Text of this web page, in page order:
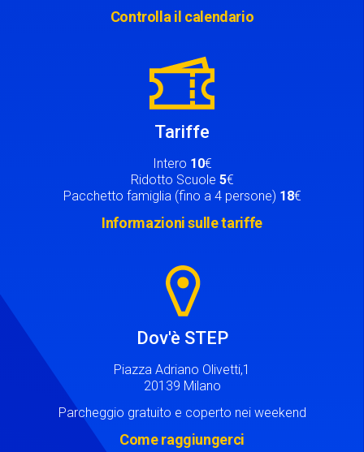
Controlla il calendario
Tariffe
Intero 10€
Ridotto Scuole 5€
Pacchetto famiglia (fino a 4 persone) 18€
Informazioni sulle tariffe
Dov'è STEP
Piazza Adriano Olivetti,1
20139 Milano
Parcheggio gratuito e coperto nei weekend
Come raggiungerci